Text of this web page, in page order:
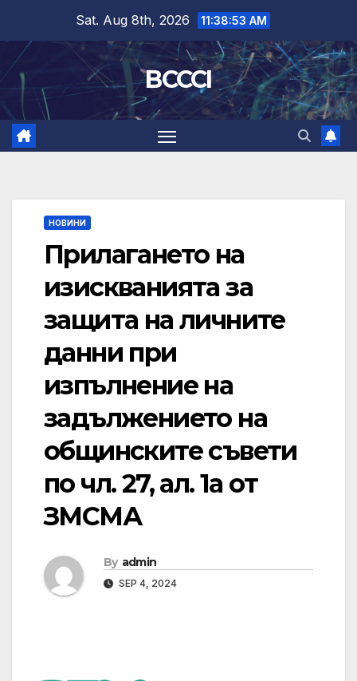
content
Sat. Aug 8th, 2026 11:38:54 AM
BCCCI
НОВИНИ
Прилагането на
изискванията за
защита на личните
данни при
изпълнение на
задължението на
общинските съвети
по чл. 27, ал. 1а от
ЗМСМА
By admin
SEP 4, 2024